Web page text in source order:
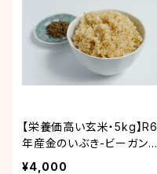
【栄養価高い玄米・5kg】R6
年産金のいぶき-ビーガンに
もおススメ
¥4,000